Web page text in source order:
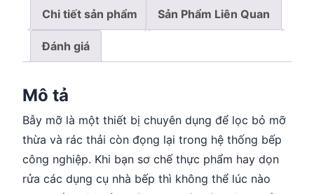
Chi tiết sản phẩm Sản Phẩm Liên Quan
Đánh giá
Mô tả
Bẫy mỡ là một thiết bị chuyên dụng để lọc bỏ mỡ
thừa và rác thải còn đọng lại trong hệ thống bếp
công nghiệp. Khi bạn sơ chế thực phẩm hay dọn
rửa các dụng cụ nhà bếp thì không thể lúc nào